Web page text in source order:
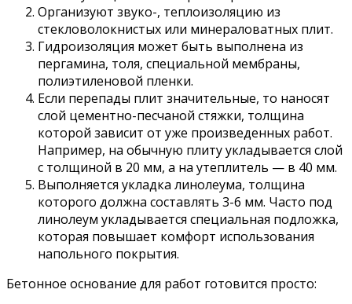
Организуют звуко-, теплоизоляцию из
стекловолокнистых или минераловатных плит.
Гидроизоляция может быть выполнена из
пергамина, толя, специальной мембраны,
полиэтиленовой пленки.
Если перепады плит значительные, то наносят
слой цементно-песчаной стяжки, толщина
которой зависит от уже произведенных работ.
Например, на обычную плиту укладывается слой
с толщиной в 20 мм, а на утеплитель — в 40 мм.
Выполняется укладка линолеума, толщина
которого должна составлять 3-6 мм. Часто под
линолеум укладывается специальная подложка,
которая повышает комфорт использования
напольного покрытия.
Бетонное основание для работ готовится просто: